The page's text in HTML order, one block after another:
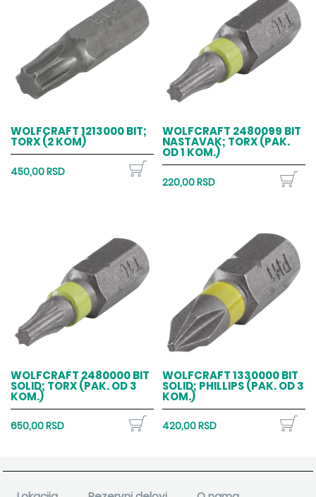
WOLFCRAFT 1213000 BIT;
TORX (2 KOM)
450,00 RSD
WOLFCRAFT 2480099 BIT
NASTAVAK; TORX (PAK.
OD 1 KOM.)
220,00 RSD
WOLFCRAFT 2480000 BIT
SOLID; TORX (PAK. OD 3
KOM.)
650,00 RSD
WOLFCRAFT 1330000 BIT
SOLID; PHILLIPS (PAK. OD 3
KOM.)
420,00 RSD